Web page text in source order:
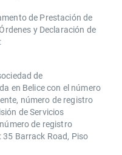
de Prestación de
y Declaración de
de
en Belice con el número
número de registro
de Servicios
de registro
Barrack Road, Piso